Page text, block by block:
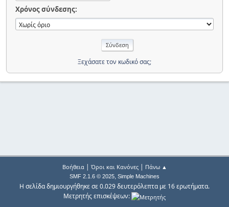
Χρόνος σύνδεσης:
Ξεχάσατε τον κωδικό σας;
Βοήθεια| Όροι και Κανόνες| Πάνω ▲
SMF 2.1.6 © 2025, Simple Machines
Η σελίδα δημιουργήθηκε σε 0.029 δευτερόλεπτα με 16 ερωτήματα.
Μετρητής επισκέψεων: